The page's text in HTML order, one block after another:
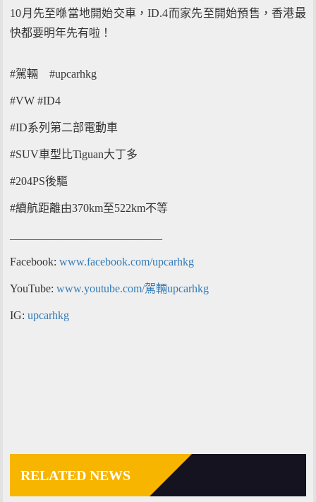
10月先至喺當地開始交車，ID.4而家先至開始預售，香港最
快都要明年先有啦！
#駕輛 #upcarhkg
#VW #ID4
#ID系列第二部電動車
#SUV車型比Tiguan大丁多
#204PS後驅
#續航距離由370km至522km不等
Facebook:www.facebook.com/upcarhkg
YouTube:www.youtube.com/駕輛upcarhkg
IG:upcarhkg
RELATED NEWS